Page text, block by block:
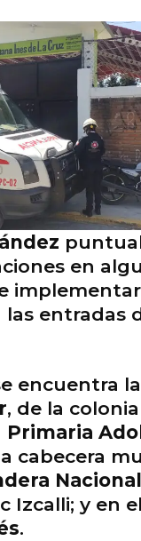
en
las entradas
encuentra la
, de la
Primaria
cabecera
Nacional
Izcalli; y en el
.